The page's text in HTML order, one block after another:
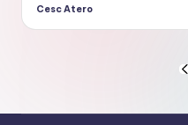
Publicado
Cesc Atero
de